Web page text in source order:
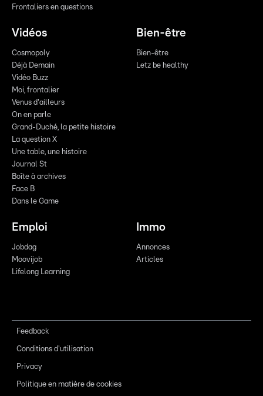
Frontaliers en questions
Vidéos
Cosmopoly
Déjà Demain
Vidéo Buzz
Moi, frontalier
Venus d'ailleurs
On en parle
Grand-Duché, la petite histoire
La question X
Une table, une histoire
Journal St
Boîte à archives
Face B
Dans le Game
Bien-être
Bien-être
Letz be healthy
Emploi
Jobdag
Moovijob
Lifelong Learning
Immo
Annonces
Articles
Feedback
Conditions d'utilisation
Privacy
Politique en matière de cookies